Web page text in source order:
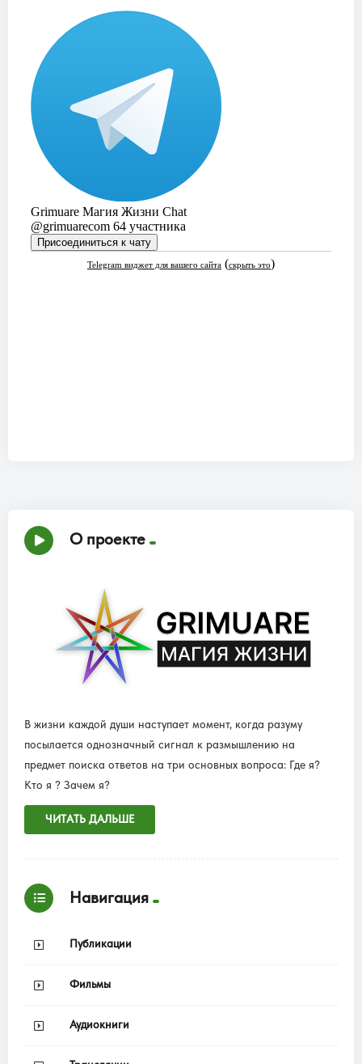
О проекте
В жизни каждой души наступает момент, когда разуму
посылается однозначный сигнал к размышлению на
предмет поиска ответов на три основных вопроса: Где я?
Кто я ? Зачем я?
ЧИТАТЬ ДАЛЬШЕ
Навигация
Публикации
Фильмы
Аудиокниги